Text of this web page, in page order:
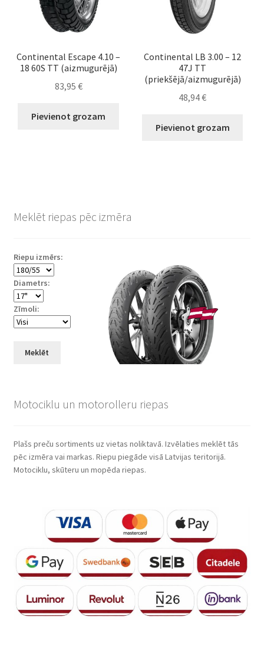
Continental Escape 4.10 –
18 60S TT (aizmugurējā)
83,95 €
Pievienot grozam
Continental LB 3.00 – 12
47J TT
(priekšējā/aizmugurējā)
48,94€
Pievienot grozam
Meklēt riepas pēc izmēra
Riepu izmērs:
Diametrs:
Zīmoli:
Meklēt
Motociklu un motorolleru riepas
Plašs preču sortiments uz vietas noliktavā. Izvēlaties meklēt tās
pēc izmēra vai markas. Riepu piegāde visā Latvijas teritorijā.
Motociklu, skūteru un mopēda riepas.